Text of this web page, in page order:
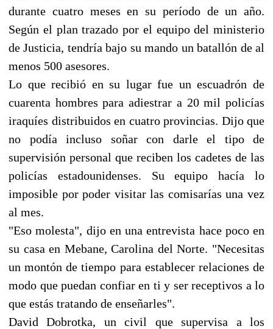
durante cuatro meses en su período de un año.
Según el plan trazado por el equipo del ministerio
de Justicia, tendría bajo su mando un batallón de al
menos 500 asesores.
Lo que recibió en su lugar fue un escuadrón de
cuarenta hombres para adiestrar a 20 mil policías
iraquíes distribuidos en cuatro provincias. Dijo que
no podía incluso soñar con darle el tipo de
supervisión personal que reciben los cadetes de las
policías estadounidenses. Su equipo hacía lo
imposible por poder visitar las comisarías una vez
al mes.
"Eso molesta", dijo en una entrevista hace poco en
su casa en Mebane, Carolina del Norte. "Necesitas
un montón de tiempo para establecer relaciones de
modo que puedan confiar en ti y ser receptivos a lo
que estás tratando de enseñarles".
David Dobrotka, un civil que supervisa a los